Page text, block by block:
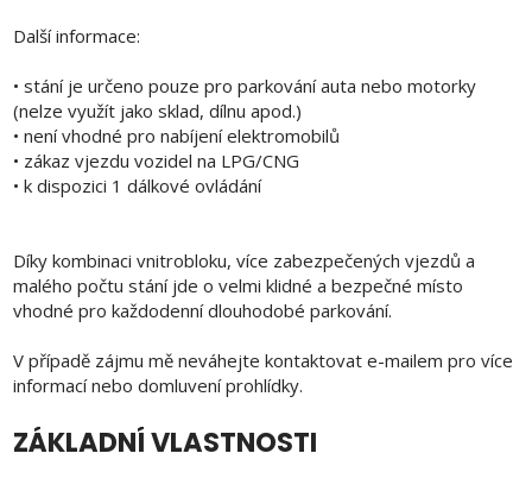
Další informace:
• stání je určeno pouze pro parkování auta nebo motorky
(nelze využít jako sklad, dílnu apod.)
• není vhodné pro nabíjení elektromobilů
• zákaz vjezdu vozidel na LPG/CNG
• k dispozici 1 dálkové ovládání
Díky kombinaci vnitrobloku, více zabezpečených vjezdů a
malého počtu stání jde o velmi klidné a bezpečné místo
vhodné pro každodenní dlouhodobé parkování.
V případě zájmu mě neváhejte kontaktovat e-mailem pro více
informací nebo domluvení prohlídky.
ZÁKLADNÍ VLASTNOSTI